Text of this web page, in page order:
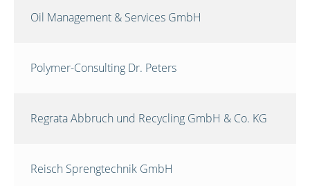
Oil Management & Services GmbH
Polymer-Consulting Dr. Peters
Regrata Abbruch und Recycling GmbH & Co. KG
Reisch Sprengtechnik GmbH